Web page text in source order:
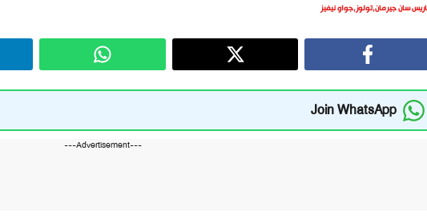
سان جيرمان,تولوز,جواو نيفيز
Join WhatsApp
---Advertisement---